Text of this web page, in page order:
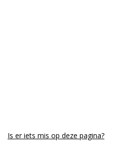
Is er iets mis op deze pagina?